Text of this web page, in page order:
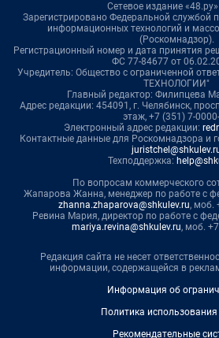
Сетевое издание
Зарегистрировано Федеральной службой
информационных технологий и
(Роскомнадзор).
Регистрационный номер и дата принятия
ФС 77-84677 от
Учредитель: Общество с ограниченной
ТЕХНОЛОГИИ"
Главный редактор: Филипцева
Адрес редакции: 454091, г. Челябинск,
этаж, +7 (351) 7-
Электронный адрес редакции:
Контактные данные для Роскомнадзора и
Техподдержка:
По вопросам коммерческого
Жапарова Жанна, менеджер по работе с
zhanna.zhaparova@shkulev.ru, моб.
Ревина Мария, директор по работе с
mariya.revina@shkulev.ru, моб.
Редакция сайта не несет
информации, содержащейся в
Информация об
Политика
Рекомендательные